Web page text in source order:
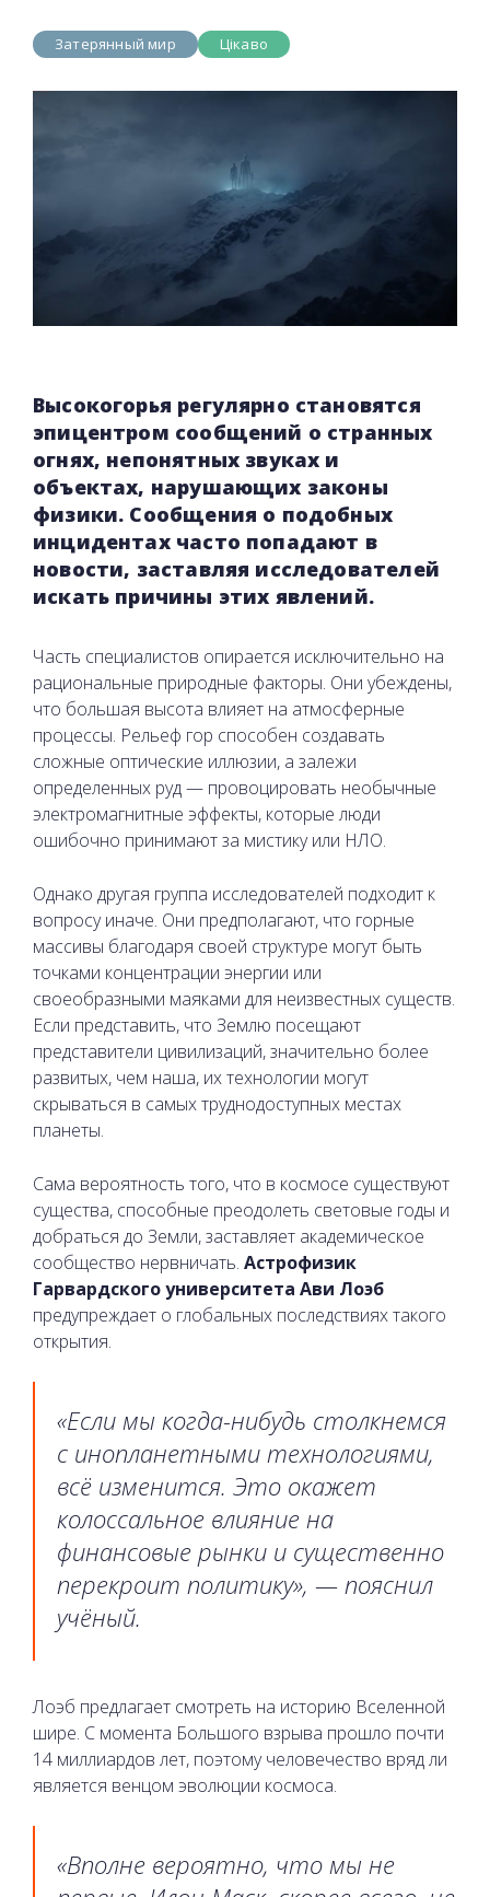
Затерянный мир Цікаво
Высокогорья регулярно становятся
эпицентром сообщений о странных
огнях, непонятных звуках и
объектах, нарушающих законы
физики. Сообщения о подобных
инцидентах часто попадают в
новости, заставляя исследователей
искать причины этих явлений.
Часть специалистов опирается исключительно на
рациональные природные факторы. Они убеждены,
что большая высота влияет на атмосферные
процессы. Рельеф гор способен создавать
сложные оптические иллюзии, а залежи
определенных руд — провоцировать необычные
электромагнитные эффекты, которые люди
ошибочно принимают за мистику или НЛО.
Однако другая группа исследователей подходит к
вопросу иначе. Они предполагают, что горные
массивы благодаря своей структуре могут быть
точками концентрации энергии или
своеобразными маяками для неизвестных существ.
Если представить, что Землю посещают
представители цивилизаций, значительно более
развитых, чем наша, их технологии могут
скрываться в самых труднодоступных местах
планеты.
Сама вероятность того, что в космосе существуют
существа, способные преодолеть световые годы и
добраться до Земли, заставляет академическое
сообщество нервничать. Астрофизик
Гарвардского университета Ави Лоэб
предупреждает о глобальных последствиях такого
открытия.
«Если мы когда-нибудь столкнемся
с инопланетными технологиями,
всё изменится. Это окажет
колоссальное влияние на
финансовые рынки и существенно
перекроит политику», — пояснил
учёный.
Лоэб предлагает смотреть на историю Вселенной
шире. С момента Большого взрыва прошло почти
14 миллиардов лет, поэтому человечество вряд ли
является венцом эволюции космоса.
«Вполне вероятно, что мы не